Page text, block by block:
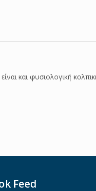
και φυσιολογική
Feed